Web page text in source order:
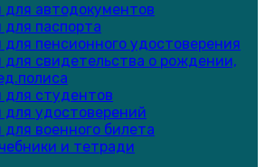
для автодокументов
паспорта
пенсионного удостоверения
для свидетельства о рождении,
для студентов
для удостоверений
военного билета
и тетради